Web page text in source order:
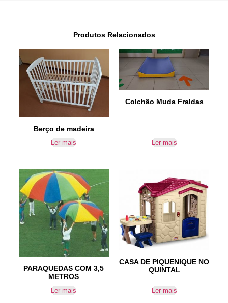
Produtos Relacionados
Berço de madeira
Ler mais
Colchão Muda Fraldas
Ler mais
PARAQUEDAS COM 3,5
METROS
Ler mais
CASA DE PIQUENIQUE NO
QUINTAL
Ler mais